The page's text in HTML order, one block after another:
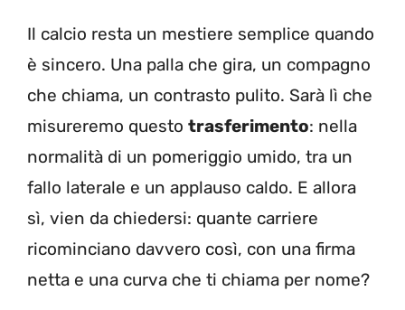
Il calcio resta un mestiere semplice quando
è sincero. Una palla che gira, un compagno
che chiama, un contrasto pulito. Sarà lì che
misureremo questo trasferimento: nella
normalità di un pomeriggio umido, tra un
fallo laterale e un applauso caldo. E allora
sì, vien da chiedersi: quante carriere
ricominciano davvero così, con una firma
netta e una curva che ti chiama per nome?